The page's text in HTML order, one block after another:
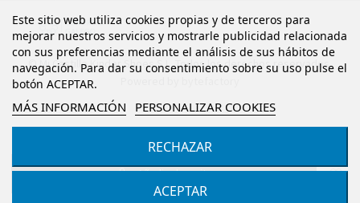
Añadir al carrito
Este sitio web utiliza cookies propias y de terceros para
mejorar nuestros servicios y mostrarle publicidad relacionada
con sus preferencias mediante el análisis de sus hábitos de
navegación. Para dar su consentimiento sobre su uso pulse el
botón ACEPTAR.
MÁS INFORMACIÓN PERSONALIZAR COOKIES
RECHAZAR
ACEPTAR
© Mi Castillo Kinder Shoes S.L. Todos los derechos reservados.